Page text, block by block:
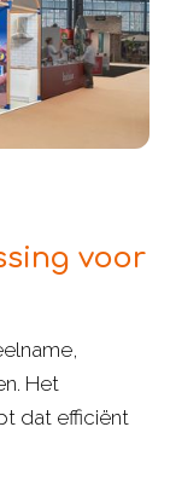
voor
Het
dat efficiënt